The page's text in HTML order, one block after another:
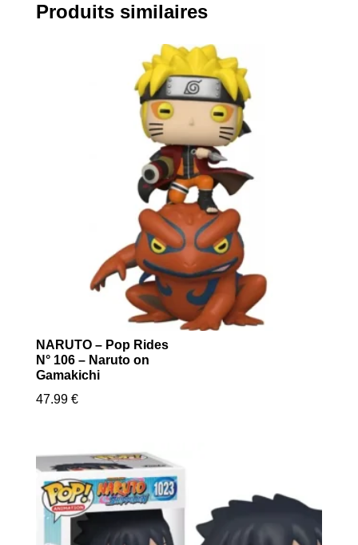
Produits similaires
NARUTO – Pop Rides
N° 106 – Naruto on
Gamakichi
47.99 €